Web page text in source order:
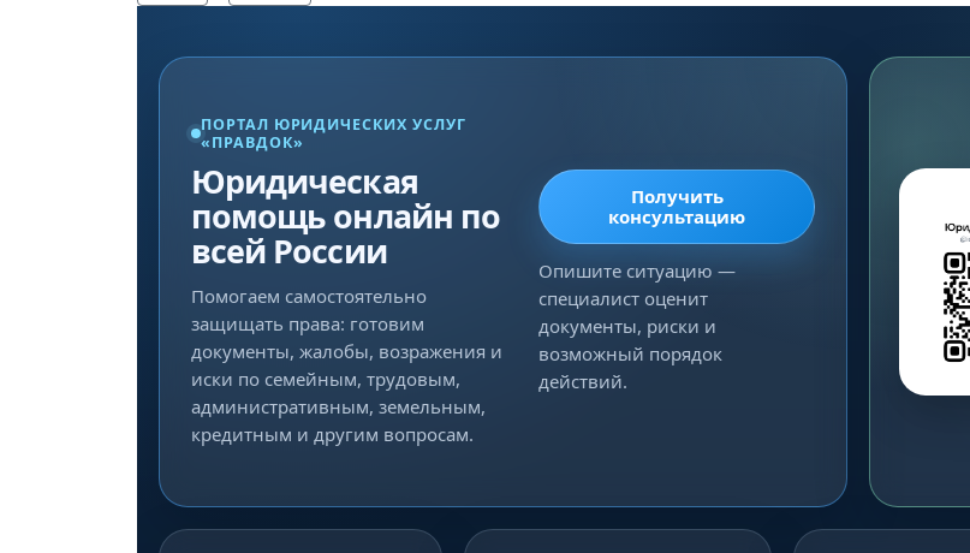
ПОРТАЛ ЮРИДИЧЕСКИХ УСЛУГ
«ПРАВДОК»
Юридическая
помощь онлайн по
всей России
Помогаем самостоятельно
защищать права: готовим
документы, жалобы, возражения и
иски по семейным, трудовым,
административным, земельным,
кредитным и другим вопросам.
Получить
консультацию
Опишите ситуацию —
специалист оценит
документы, риски и
возможный порядок
действий.